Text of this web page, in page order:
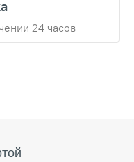
24 часов